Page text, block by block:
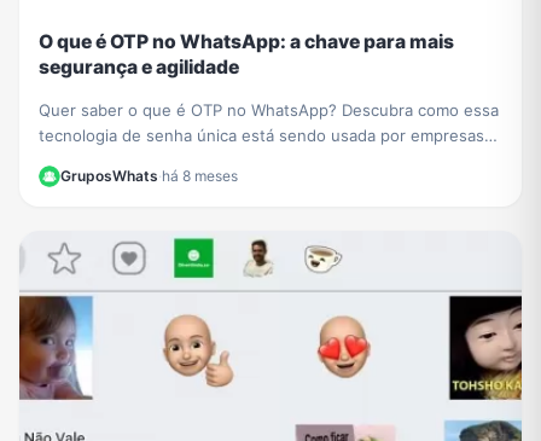
O que é OTP no WhatsApp: a chave para mais
segurança e agilidade
Quer saber o que é OTP no WhatsApp? Descubra como essa
tecnologia de senha única está sendo usada por empresas
como PicPay para aumentar sua segurança online.
GruposWhats·há 8 meses